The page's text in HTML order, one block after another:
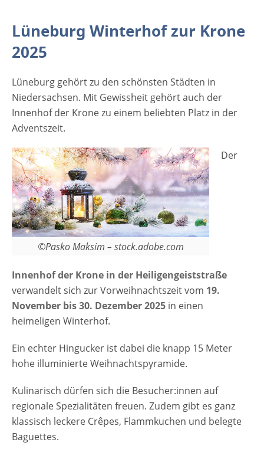
sich zur Vorweihnachtszeit vom 19.
November bis 30. Dezember 2025 in einen
heimeligen Winterhof. Ein echter Hingucker
illuminierte Weihnachtspyramide.
Kulinarisch dürfen sich die Besucher:innen
auf regionale Spezialitäten freuen. Zudem
gibt es ganz klassisch leckere Crêpes,
Flammkuchen und belegte Baguettes.
Anzeige [rule type="basic"] Anzeige Termine
und Öffnungszeiten Lüneburg Winterhof zur
Krone 2025 19.11.2025 - 30.12.2025 Montag
bis Freitag 14:00 bis ca. 22:00 UhrSamstag
& Sonntag 11:00 bis ca. 22:00 Uhr
Sonderöffnungszeiten Heiligabend: 14:00 bis
20:00 Uhr 1. Weihnachtstag: geschlossen 2.
Veranstaltungsort Lüneburg Winterhof zur
Krone 2025 Krone
InnenhofHeiligengeiststraße 39-4121335
Lüneburg Niedersachsen Weitere
Informationen auf der Website Winterhof
zur Krone in Lüneburg Anzeige
Lüneburg Winterhof zur Krone
2025
Lüneburg gehört zu den schönsten Städten in
Niedersachsen. Mit Gewissheit gehört auch der
Innenhof der Krone zu einem beliebten Platz in der
Adventszeit.
©Pasko Maksim – stock.adobe.com
Der
Innenhof der Krone in der Heiligengeiststraße
verwandelt sich zur Vorweihnachtszeit vom 19.
November bis 30. Dezember 2025 in einen
heimeligen Winterhof.
Ein echter Hingucker ist dabei die knapp 15 Meter
hohe illuminierte Weihnachtspyramide.
Kulinarisch dürfen sich die Besucher:innen auf
regionale Spezialitäten freuen. Zudem gibt es ganz
klassisch leckere Crêpes, Flammkuchen und belegte
Baguettes.